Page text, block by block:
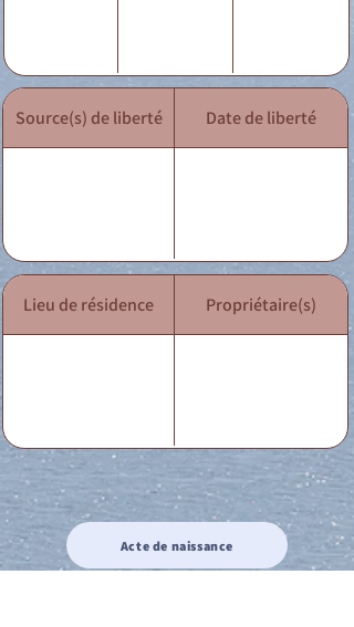
Source(s) de liberté Date de liberté
Lieu de résidence Propriétaire(s)
Acte de naissance